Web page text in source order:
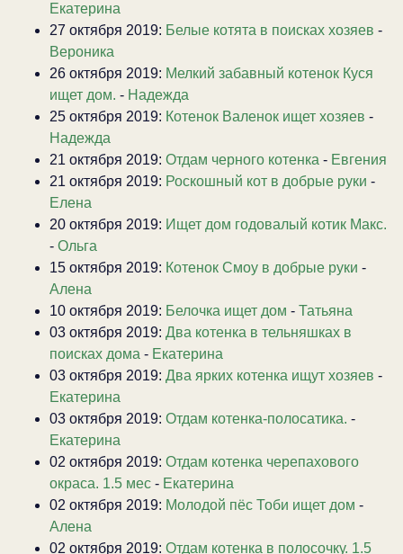
Екатерина
27 октября 2019: Белые котята в поисках хозяев -
Вероника
26 октября 2019: Мелкий забавный котенок Куся
ищет дом. - Надежда
25 октября 2019: Котенок Валенок ищет хозяев -
Надежда
21 октября 2019: Отдам черного котенка - Евгения
21 октября 2019: Роскошный кот в добрые руки -
Елена
20 октября 2019: Ищет дом годовалый котик Макс.
- Ольга
15 октября 2019: Котенок Смоу в добрые руки -
Алена
10 октября 2019: Белочка ищет дом - Татьяна
03 октября 2019: Два котенка в тельняшках в
поисках дома - Екатерина
03 октября 2019: Два ярких котенка ищут хозяев -
Екатерина
03 октября 2019: Отдам котенка-полосатика. -
Екатерина
02 октября 2019: Отдам котенка черепахового
окраса. 1.5 мес - Екатерина
02 октября 2019: Молодой пёс Тоби ищет дом -
Алена
02 октября 2019: Отдам котенка в полосочку. 1.5